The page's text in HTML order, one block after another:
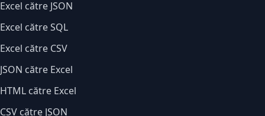
Excel către JSON
Excel către SQL
Excel către CSV
JSON către Excel
HTML către Excel
CSV către JSON